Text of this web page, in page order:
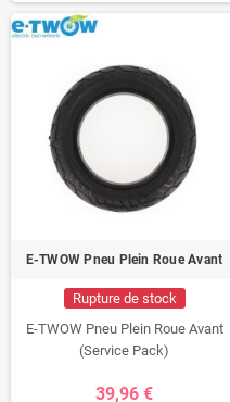
E-TWOW Pneu Plein Roue Avant
Rupture de stock
E-TWOW Pneu Plein Roue Avant
(Service Pack)
39,96 €